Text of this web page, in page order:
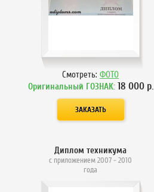
Смотреть: ФОТО
Оригинальный ГОЗНАК: 18 000р.
Диплом техникума
с приложением 2007 - 2010
года